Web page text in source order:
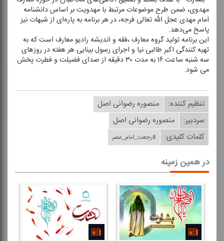
مهدوی، ضمن طرح موضوعات مرتبط با مهدویت بر اساس دانشنامه
امام مهدی عجل الله تعالی فرجه، در هر برنامه به پاره‌ای از شبهات نیز
پاسخ می‌دهد.
این برنامه تولید گروه معارف ،‌فقه و اندیشه رادیو معارف است كه به
تهیه كنندگی اكبر طالبی نیا و اجرای رسول بینایی هر هفته در روزهای
سه شنبه ساعت ۱۶ به مدت ۳۰ دقیقه از صدای فضیلت و فطرت پخش
می شود.
تنظیم كننده:
منصوره رضوانی اصل
سردبیر:
منصوره رضوانی اصل
کلمات کلیدی:
#رجعت_امام_عصر
در همین زمینه